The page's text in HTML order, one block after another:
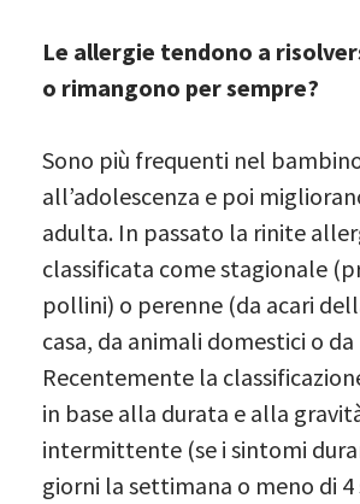
Le allergie tendono a
o rimangono per sempre?
Sono più frequenti nel
all’adolescenza e poi
adulta. In passato la rinite
classificata come stagionale
pollini) o perenne (da acari
casa, da animali domestici o
Recentemente la
in base alla durata e alla
intermittente (se i sintomi
giorni la settimana o meno di